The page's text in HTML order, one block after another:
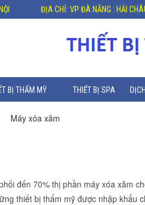
ĐỊA CHỈ: VP ĐÀ NẴNG : HẢI CHÂU - ĐÀ NẴNG
BỊ THẨM MỸ THIẾT BỊ SPA
Máy xóa xăm
đến 70% thị phần máy xóa xăm
thiết bị thẩm mỹ được nhập